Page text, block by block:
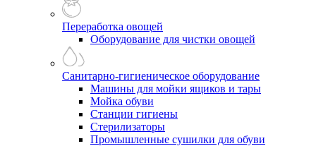
Переработка овощей
Оборудование для чистки овощей
Санитарно-гигиеническое оборудование
Машины для мойки ящиков и тары
Мойка обуви
Станции гигиены
Стерилизаторы
Промышленные сушилки для обуви